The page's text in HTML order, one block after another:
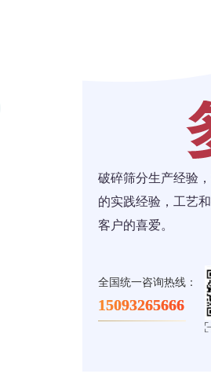
破碎筛分生产经验
的实践经验，工艺
客户的喜爱。
全国统一咨询热线：
15093265666